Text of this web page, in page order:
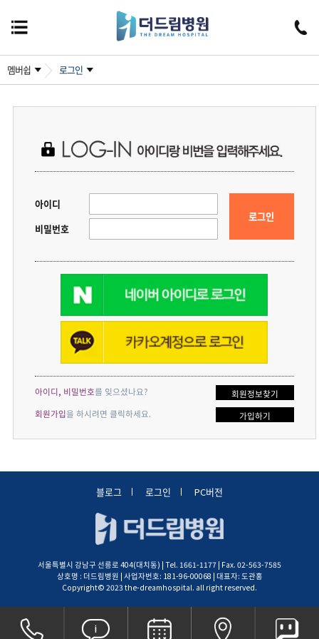
멤버쉽 로그인
아이디
비밀번호
로그인
아이디, 비밀번호를 잊으셨나요?
회원정보찾기
회원가입을 하시려면 클릭하세요. 가입하기
블로그 로그인 PC버전
서울특별시 강남구 선릉로 404(대치동) | Tel. 1661-1177 | Fax. 02-563-7585
상호명 : 더드림병원 | 사업자번호: 181-96-00068 | 대표자: 도관홍
Copyright© 2023 the-dreamhospital. all right reserved.